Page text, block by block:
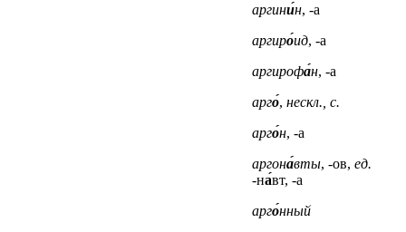
аргини́н, -а
аргиро́ид, -а
аргирофа́н, -а
арго́, нескл., с.
арго́н, -а
аргона́вты, -ов, ед.
-на́вт, -а
арго́нный